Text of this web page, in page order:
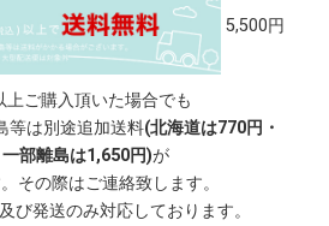
5,500円
上ご購入頂いた場合でも
等は別途追加送料(北海道は770円・
部離島は1,650円)が
その際はご連絡致します。
び発送のみ対応しております。